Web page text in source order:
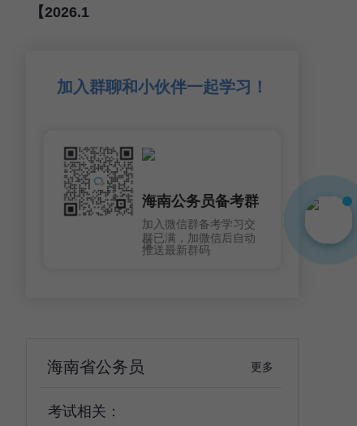
【2026.1
加入群聊和小伙伴一起学习！
海南公务员备考群
加入微信群备考学习交
流
群已满，加微信后自动
推送最新群码
海南省公务员 更多
考试相关：